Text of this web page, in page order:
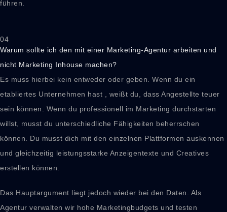
führen.
04
Warum sollte ich den mit einer Marketing-Agentur arbeiten und
nicht Marketing Inhouse machen?
Es muss hierbei kein entweder oder geben. Wenn du ein
etabliertes Unternehmen hast , weißt du, dass Angestellte teuer
sein können. Wenn du professionell im Marketing durchstarten
willst, musst du unterschiedliche Fähigkeiten beherrschen
können. Du musst dich mit den einzelnen Plattformen auskennen
und gleichzeitig leistungsstarke Anzeigentexte und Creatives
erstellen können.
Das Hauptargument liegt jedoch wieder bei den Daten. Als
Agentur verwalten wir hohe Marketingbudgets und testen